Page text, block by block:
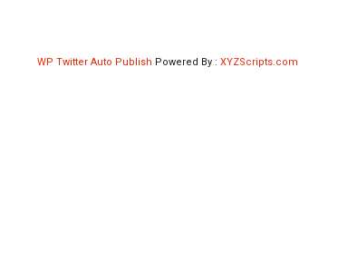
WP Twitter Auto Publish Powered By : XYZScripts.com